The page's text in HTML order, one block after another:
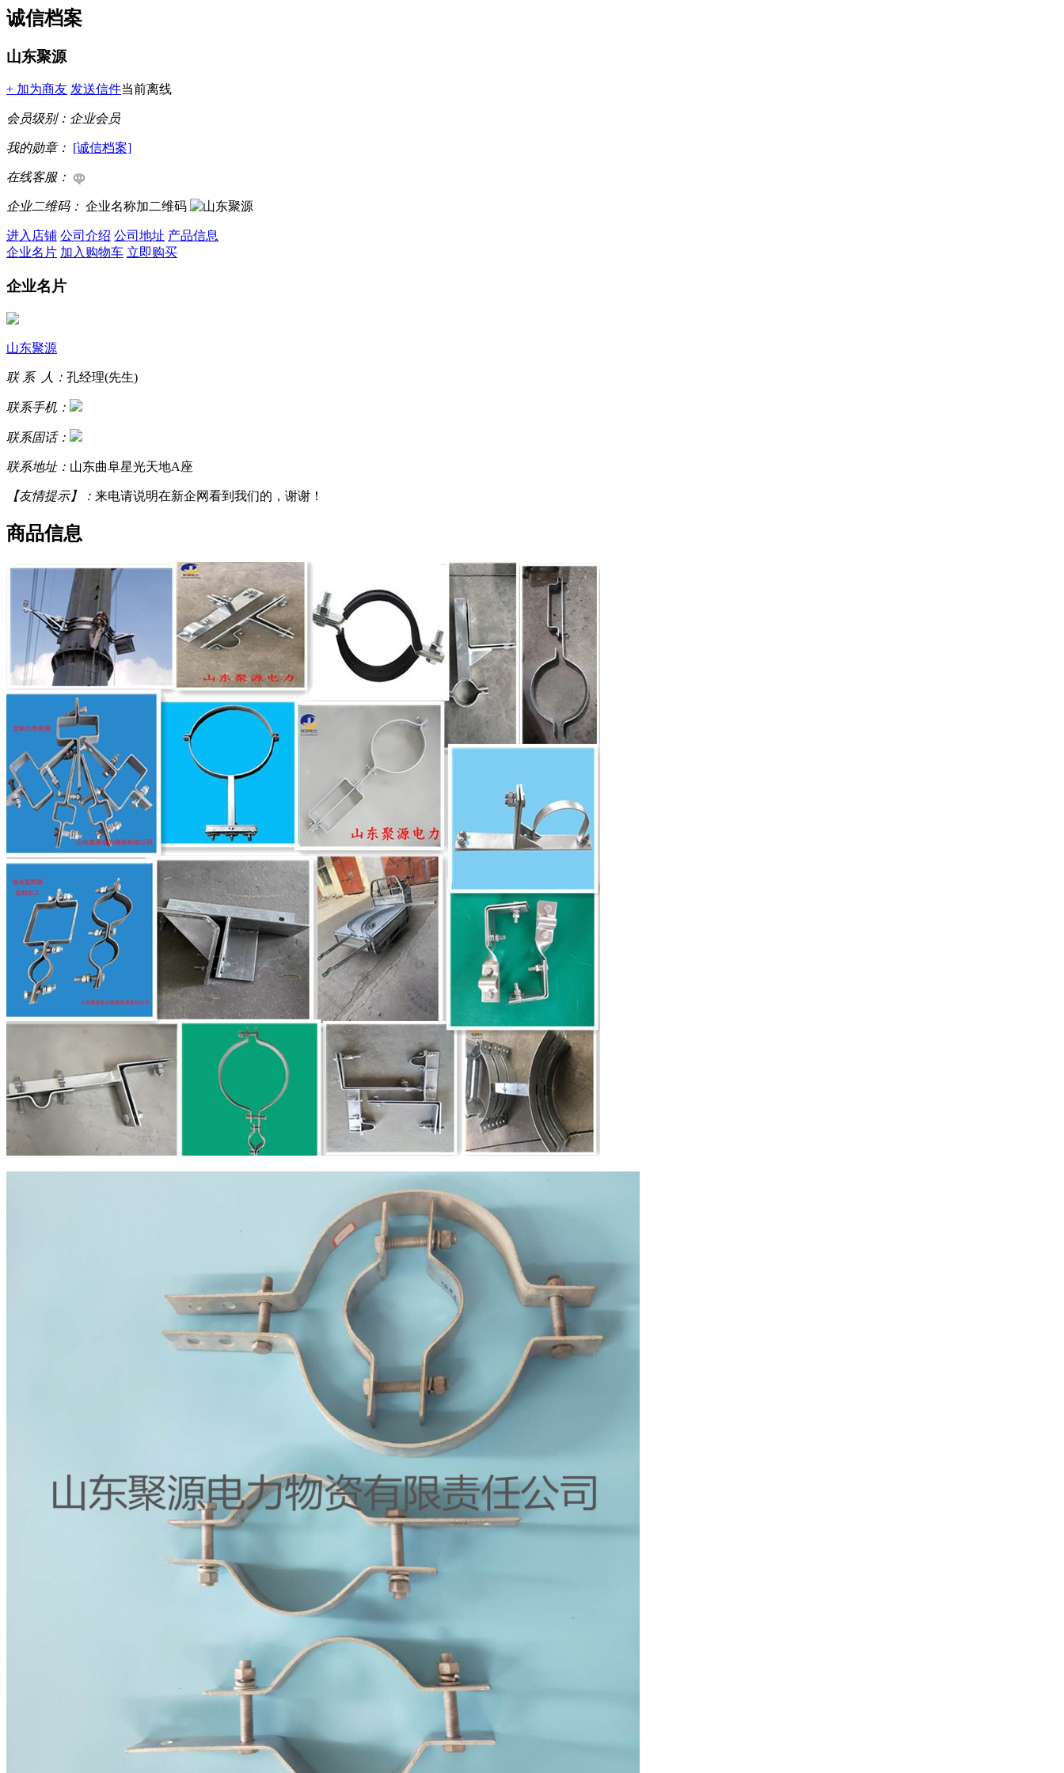
诚信档案
山东聚源
+ 加为商友 发送信件当前离线
会员级别： 企业会员
我的勋章： [诚信档案]
在线客服：
企业二维码： 企业名称加二维码
进入店铺 公司介绍 公司地址 产品信息
企业名片 加入购物车 立即购买
企业名片
山东聚源
联 系 人： 孔经理(先生)
联系手机：
联系固话：
联系地址： 山东曲阜星光天地A座
【友情提示】： 来电请说明在新企网看到我们的，谢谢！
商品信息